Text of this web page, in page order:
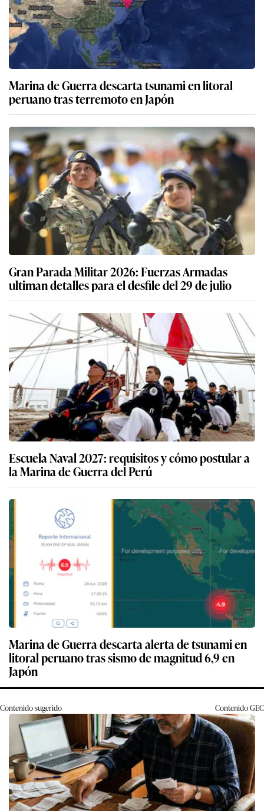
Marina de Guerra descarta tsunami en litoral
peruano tras terremoto en Japón
Gran Parada Militar 2026: Fuerzas Armadas
ultiman detalles para el desfile del 29 de julio
Escuela Naval 2027: requisitos y cómo postular a
la Marina de Guerra del Perú
Marina de Guerra descarta alerta de tsunami en
litoral peruano tras sismo de magnitud 6,9 en
Japón
Contenido sugerido ContenidoGEC